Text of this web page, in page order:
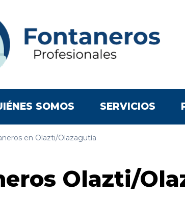
SOMOS SERVICIOS
en Olazti/Olazagutía
Olazti/